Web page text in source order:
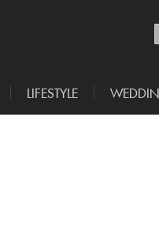
LIFESTYLE